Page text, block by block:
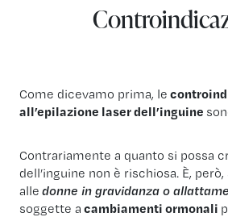
Come dicevamo prima, le
all’epilazione laser dell’inguine
Contrariamente a quanto si possa
dell’inguine non è rischiosa. È,
alle donne in gravidanza o
soggette a cambiamenti ormonali